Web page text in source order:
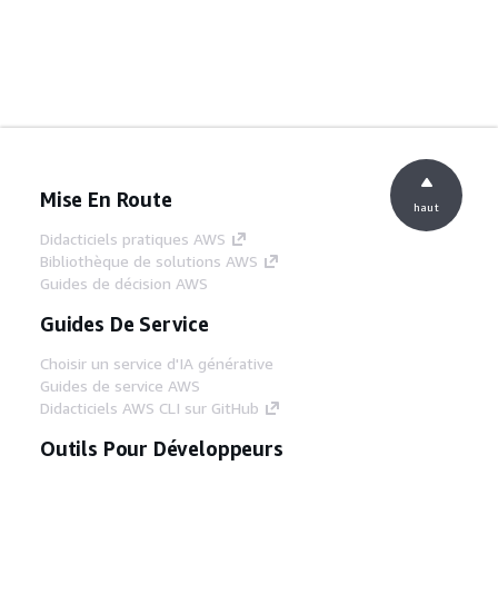
Mise En Route
Didacticiels pratiques AWS
Bibliothèque de solutions AWS
Guides de décision AWS
Guides De Service
Choisir un service d'IA générative
Guides de service AWS
Didacticiels AWS CLI sur GitHub
Outils Pour Développeurs
haut